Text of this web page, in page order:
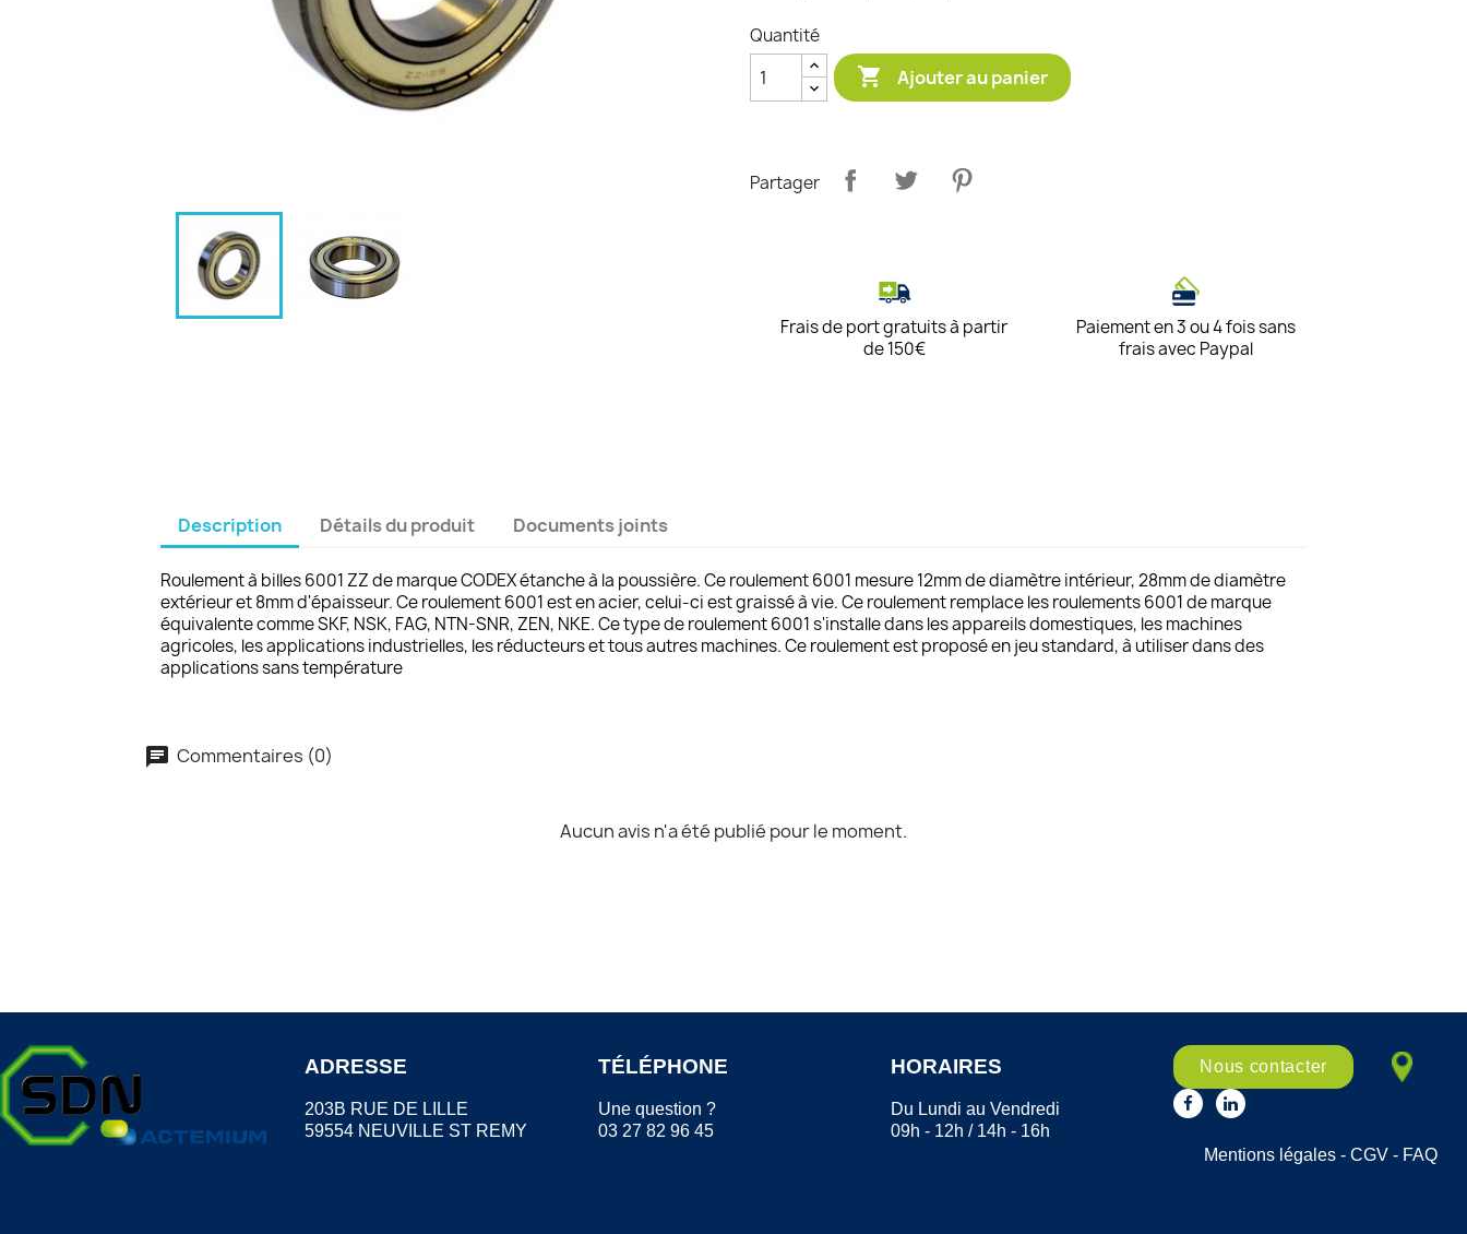
Quantité
 Ajouter au panier
Partager
Frais de port gratuits à partir
de 150€
Paiement en 3 ou 4 fois sans
frais avec Paypal
Description Détails du produit Documents joints
Roulement à billes 6001 ZZ de marque CODEX étanche à la poussière. Ce roulement 6001 mesure 12mm de diamètre intérieur, 28mm de diamètre
extérieur et 8mm d'épaisseur. Ce roulement 6001 est en acier, celui-ci est graissé à vie. Ce roulement remplace les roulements 6001 de marque
équivalente comme SKF, NSK, FAG, NTN-SNR, ZEN, NKE. Ce type de roulement 6001 s'installe dans les appareils domestiques, les machines
agricoles, les applications industrielles, les réducteurs et tous autres machines. Ce roulement est proposé en jeu standard, à utiliser dans des
applications sans température
Commentaires (0)
Aucun avis n'a été publié pour le moment.
ADRESSE
203B RUE DE LILLE
59554 NEUVILLE ST REMY
TÉLÉPHONE
Une question ?
03 27 82 96 45
HORAIRES
Du Lundi au Vendredi
09h - 12h / 14h - 16h
Nous contacter
Mentions légales- CGV- FAQ